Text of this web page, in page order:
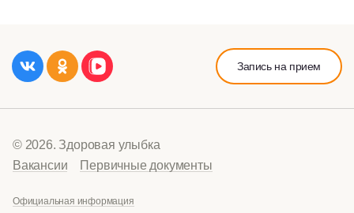
Запись на прием
© 2026. Здоровая улыбка
Вакансии
Первичные документы
Официальная информация